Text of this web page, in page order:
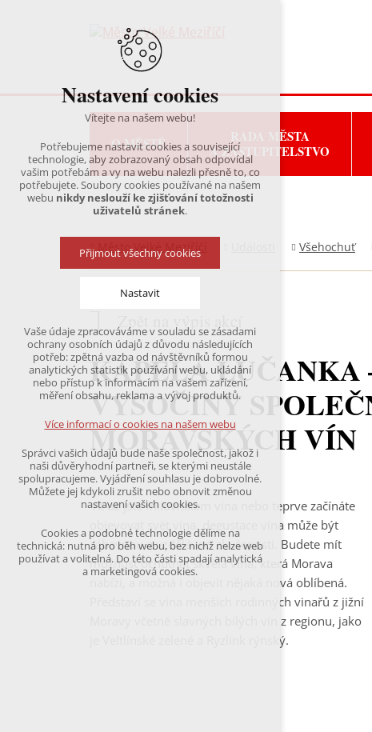
O MĚSTĚ
RADA MĚSTA
A ZASTUPITELSTVO
Město Velké Meziříčí Všehochuť
KAPELA LUČANKA
VYSOČINY
MORAVSKÝCH VÍN
Ať už jste milovníkem vína nebo teprve začínáte
objevovat svět vína, degustace vína může být
zábavnou a vzdělávací zkušeností. Budete mít
možnost ochutnat skvělá vína, která Morava
nabízí, a možná i objevit nějaká nová oblíbená.
Představí se vína menších rodinných vinařů z jižní
Moravy včetně slavných bílých vín z regionu, jako
je Veltlínské zelené a Ryzlink rýnský.
Nastavení cookies
Vítejte na našem webu!
Potřebujeme nastavit cookies a související
technologie, aby zobrazovaný obsah odpovídal
vašim potřebám a vy na webu nalezli přesně to, co
potřebujete. Soubory cookies používané na našem
webu nikdy neslouží ke zjišťování totožnosti
uživatelů stránek.
Přijmout všechny cookies
Nastavit
Technická cookies
nutná pro provozování webu
udržení kontextu stránek (session): případná
přihlášení, volby jazyka, apod.
analytická pro anonymizované vyhodnocení
návštěvnosti
marketingová cookies
(Google,Hotjar,Leadfeeder))
Více informací o cookies na našem webu
Přijmout všechny cookies
Odmítnout vše
Vaše údaje zpracováváme v souladu se zásadami
ochrany osobních údajů z důvodu následujících
potřeb: zpětná vazba od návštěvníků formou
analytických statistik používání webu, ukládání
nebo přístup k informacím na vašem zařízení,
měření obsahu, reklama a vývoj produktů.
Více informací o cookies na našem webu
Správci vašich údajů bude naše společnost, jakož i
naši důvěryhodní partneři, se kterými neustále
spolupracujeme. Vyjádření souhlasu je dobrovolné.
Můžete jej kdykoli zrušit nebo obnovit změnou
nastavení vašich cookies.
Cookies a podobné technologie dělíme na
technická: nutná pro běh webu, bez nichž nelze web
používat a volitelná. Do této části spadají analytická
a marketingová cookies.